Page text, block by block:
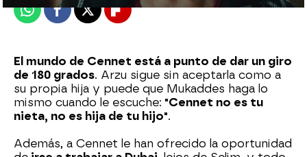
WhatsappFacebook
X Flipboard
El mundo de Cennet está a punto de dar un giro
de 180 grados. Arzu sigue sin aceptarla como a
su propia hija y puede que Mukaddes haga lo
mismo cuando le escuche: "Cennet no es tu
nieta, no es hija de tu hijo".
Además, a Cennet le han ofrecido la oportunidad